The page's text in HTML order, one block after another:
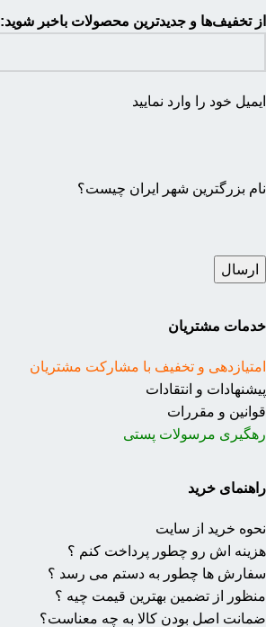
از تخفیف‌ها و جدیدترین محصولات باخبر شوید:
ایمیل خود را وارد نمایید
نام بزرگترین شهر ایران چیست؟
خدمات مشتریان
امتیازدهی و تخفیف با مشارکت مشتریان
پیشنهادات و انتقادات
قوانین و مقررات
رهگیری مرسولات پستی
راهنمای خرید
نحوه خرید از سایت
هزینه اش رو چطور پرداخت کنم ؟
سفارش ها چطور به دستم می رسد ؟
منظور از تضمین بهترین قیمت چیه ؟
ضمانت اصل بودن کالا به چه معناست؟